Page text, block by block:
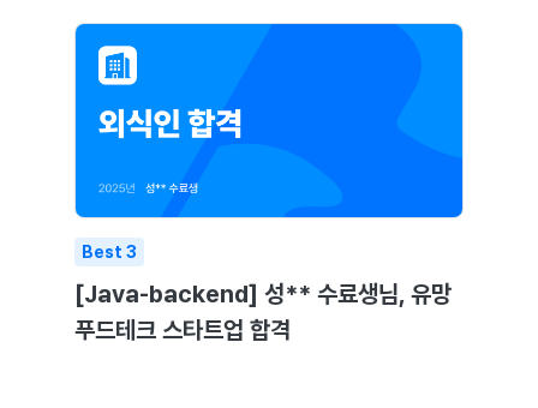
Best 3
[Java-backend] 성** 수료생님, 유망
푸드테크 스타트업 합격